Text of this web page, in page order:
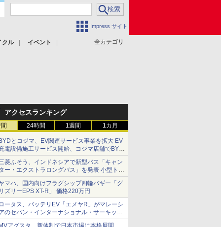
Impress サイト
全カテゴリ
クル
イベント
アクセスランキング
24時間 1週間 1カ月
BYDとコジマ、EV関連サービス事業を拡大 EV
電設備施工サービス開始、コジマ店舗でBYD
の展示・試乗イベントを強化
菱ふそう、インドネシアで新型バス「キャン
ー・エクストラロングバス」を発表 小型トラ
クベースの観光・旅客輸送向けバス
マハ、国内向けフラグシップ四輪バギー「グ
リズリーEPS XT-R」 価格220万円
ロータス、バッテリEV「エメヤR」がマレーシ
のセパン・インターナショナル・サーキット
BEV最速タイムを樹立
MVアグスタ、新体制で日本市場に本格展開